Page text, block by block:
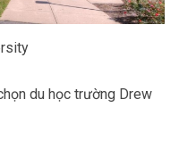
du học trường Drew